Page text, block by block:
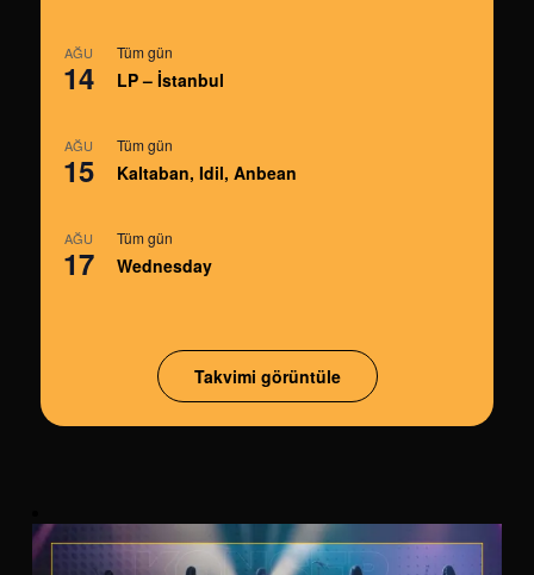
AĞU
14
Tüm gün
LP – İstanbul
AĞU
15
Tüm gün
Kaltaban, Idil, Anbean
AĞU
17
Tüm gün
Wednesday
Takvimi görüntüle